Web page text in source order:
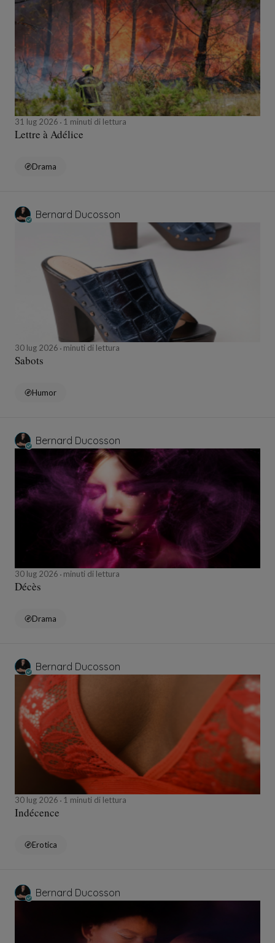
31 lug 2026 1 minuti di lettura
Lettre à Adélice
Drama
Bernard Ducosson
30 lug 2026 minuti di lettura
Sabots
Humor
Bernard Ducosson
30 lug 2026 minuti di lettura
Décès
Drama
Bernard Ducosson
30 lug 2026 1 minuti di lettura
Indécence
Erotica
Bernard Ducosson